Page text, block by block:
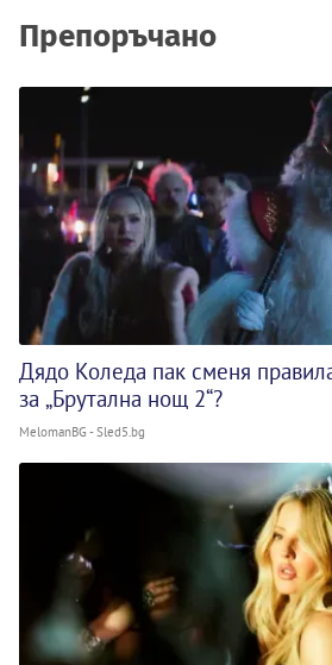
Препоръчано
Дядо Коледа пак сменя
за „Брутална нощ 2“?
MelomanBG - Sled5.bg